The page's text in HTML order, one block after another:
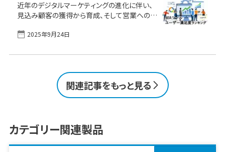
法リードジェネレーションの評価方法リードジェ
ネレーションの成果増に向け、適切な機能を備
えるSFA導入と活用の計画を ビジネス成長の
鍵となるリードジェネレーションとは リードジェ
近年のデジタルマーケティングの進化に伴い、
見込み顧客の獲得から育成、そして営業への引
するMA（マーケティングオートメーション）ツー
っています。 MAツールは、顧客一人ひとりの行
ョンを可能にし、マーケティング活動の質と効率
を飛躍的に向上させます。しかし、多くの製品が
市場に存在する中で、自社の課題に最適なツー
高い評価を得ている製品の2025年9月現在の
満足度ランキングをご紹介します。それ
[&hellip;]
2025年9月24日
関連記事をもっと見る
カテゴリー関連製品